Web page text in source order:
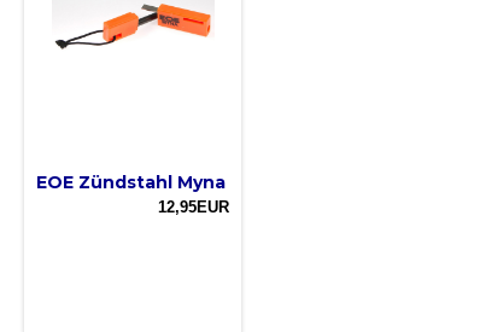
EOE Zündstahl Myna
12,95EUR